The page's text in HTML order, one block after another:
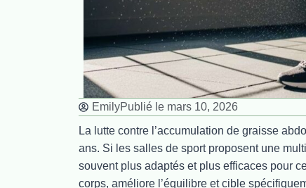
EmilyPublié le mars 10, 2026
La lutte contre l’accumulation de graisse
ans. Si les salles de sport proposent une
souvent plus adaptés et plus efficaces pour
corps, améliore l’équilibre et cible